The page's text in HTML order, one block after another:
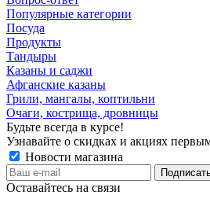
Популярные категории
Посуда
Продукты
Тандыры
Казаны и саджи
Афганские казаны
Грили, мангалы, коптильни
Очаги, кострища, дровницы
Будьте всегда в курсе!
Узнавайте о скидках и акциях
Новости магазина
Оставайтесь на связи